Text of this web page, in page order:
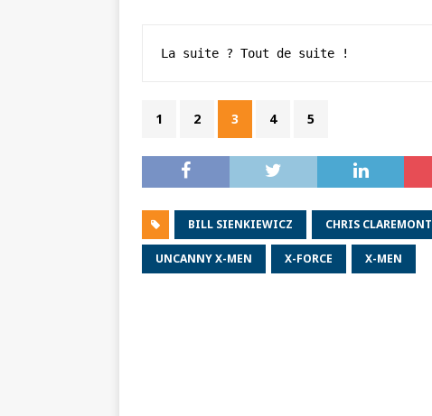
La suite ? Tout de suite !
1 2 3 4 5
BILL SIENKIEWICZ CHRIS CLAREMONT
UNCANNY X-MEN X-FORCE X-MEN